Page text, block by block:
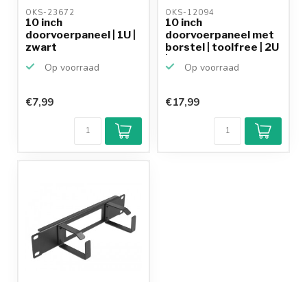
OKS-23672
10 inch
doorvoerpaneel | 1U |
zwart
Op voorraad
€7,99
OKS-12094
10 inch
doorvoerpaneel met
borstel | toolfree | 2U
| grijs
Op voorraad
€17,99